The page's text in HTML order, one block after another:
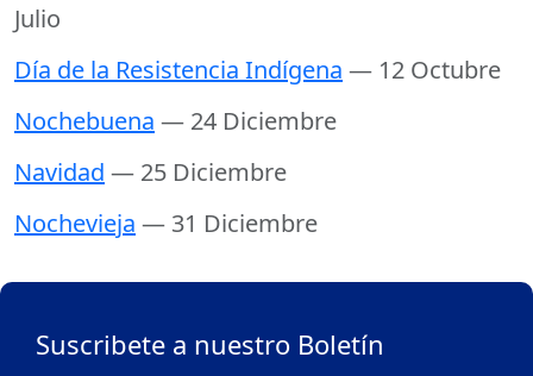
Julio
Día de la Resistencia Indígena — 12 Octubre
Nochebuena — 24 Diciembre
Navidad — 25 Diciembre
Nochevieja — 31 Diciembre
Suscribete a nuestro Boletín